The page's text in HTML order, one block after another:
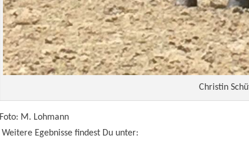
Christin
Foto: M. Lohmann
Weitere Egebnisse findest Du unter: